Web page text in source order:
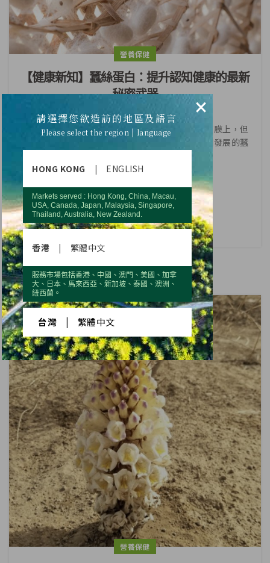
營養保健
【健康新知】蠶絲蛋白：提升認知健康的最新
秘密武器
許多人對蠶絲蛋白的認識僅侷限在紡織品或美容面膜上，但
更多人不知道的是，其實已經研發出能夠幫助認知發展的蠶
CONTINUE READING
營養保健
×
請選擇您欲造訪的地區及語言
Please select the region | language
HONG KONG | ENGLISH
Markets served : Hong Kong, China, Macau,
USA, Canada, Japan, Malaysia, Singapore,
Thailand, Australia, New Zealand.
香港 | 繁體中文
服務市場包括香港、中國、澳門、美國、加拿
大、日本、馬來西亞、新加坡、泰國、澳洲、
紐西蘭。
台灣 | 繁體中文